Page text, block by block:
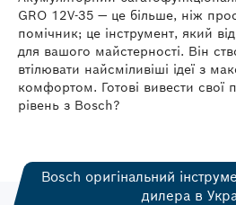
GRO 12V-35 — це більше, ніж
помічник; це інструмент, який
для вашого майстерності. Він
втілювати найсміливіші ідеї з
комфортом. Готові вивести свої
рівень з Bosch?
Bosch оригінальний
дилера в